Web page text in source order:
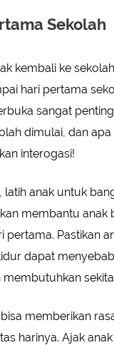
Sekolah
kembali ke
hari pertama
sangat
dimulai, dan
interogasi!
anak untuk
membantu
Pastikan
dapat
memberikan
harinya. Ajak